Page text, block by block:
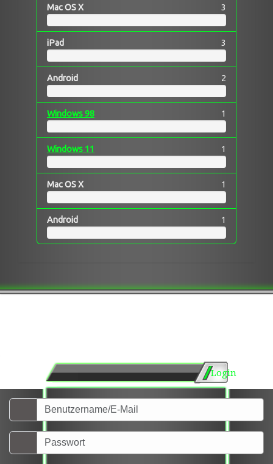
Mac OS X 3
iPad 3
Android 2
Windows 98 1
Windows 11 1
Mac OS X 1
Android 1
Login